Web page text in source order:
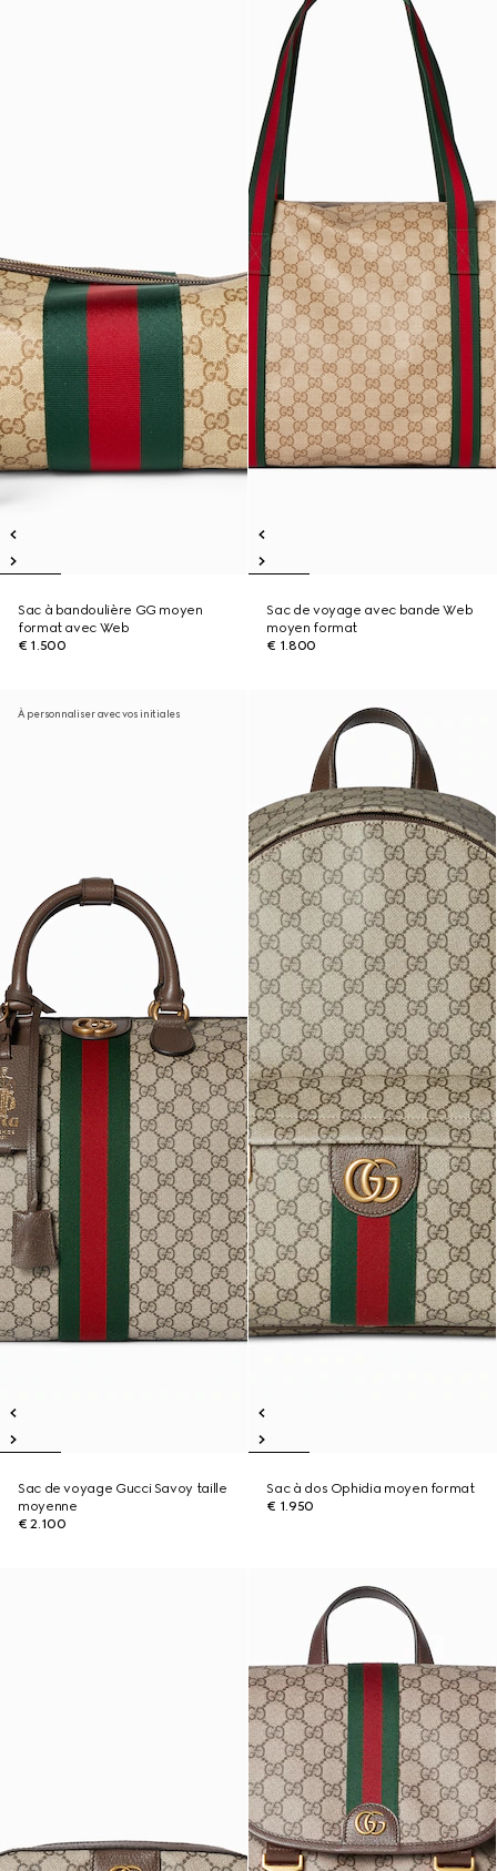
Sac à bandoulière GG moyen
format avec Web
€ 1.500
Sac de voyage avec bande Web
moyen format
€ 1.800
À personnaliser avec vos initiales
Sac de voyage Gucci Savoy taille
moyenne
€ 2.100
Sac à dos Ophidia moyen format
€ 1.950